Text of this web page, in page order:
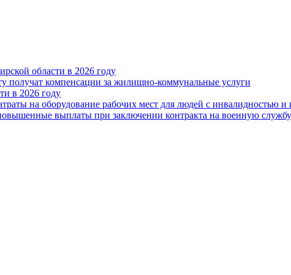
области в 2026 году
получат компенсации за жилищно-коммунальные услуги
в 2026 году
на оборудование рабочих мест для людей с инвалидностью
выплаты при заключении контракта на военную службу